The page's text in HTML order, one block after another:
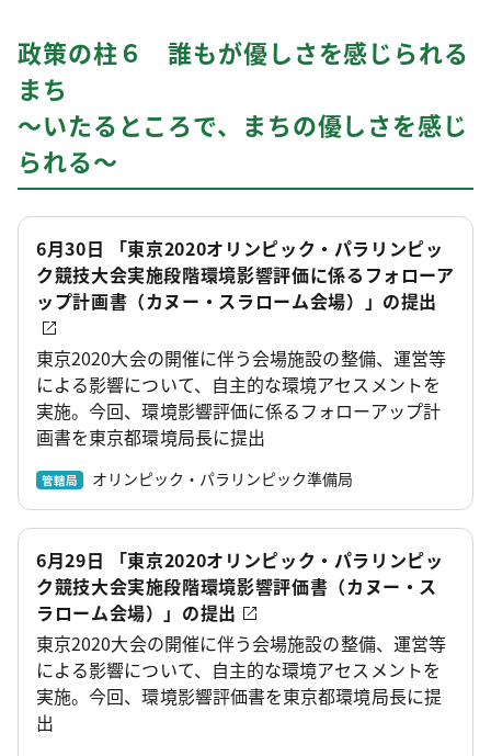
政策の柱６ 誰もが優しさを感じられる
まち
～いたるところで、まちの優しさを感じ
られる～
6月30日 「東京2020オリンピック・パラリンピッ
ク競技大会実施段階環境影響評価に係るフォローア
ップ計画書（カヌー・スラローム会場）」の提出
東京2020大会の開催に伴う会場施設の整備、運営等
による影響について、自主的な環境アセスメントを
実施。今回、環境影響評価に係るフォローアップ計
画書を東京都環境局長に提出
管轄局 オリンピック・パラリンピック準備局
6月29日 「東京2020オリンピック・パラリンピッ
ク競技大会実施段階環境影響評価書（カヌー・ス
ラローム会場）」の提出
東京2020大会の開催に伴う会場施設の整備、運営等
による影響について、自主的な環境アセスメントを
実施。今回、環境影響評価書を東京都環境局長に提
出